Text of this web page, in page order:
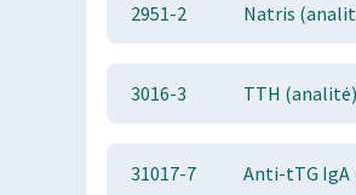
2951-2 Natris
3016-3 TTH (analitė)
31017-7 Anti-tTG